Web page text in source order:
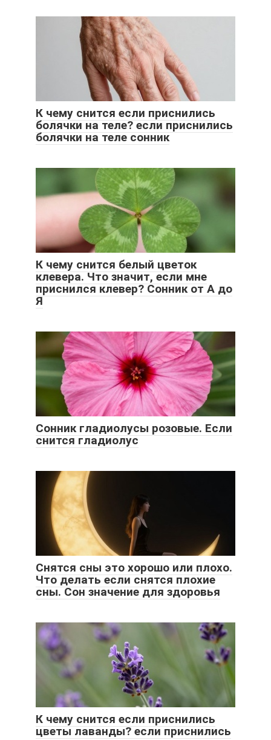
К чему снится если приснились
болячки на теле? если приснились
болячки на теле сонник
К чему снится белый цветок
клевера. Что значит, если мне
приснился клевер? Сонник от А до
Я
Сонник гладиолусы розовые. Если
снится гладиолус
Снятся сны это хорошо или плохо.
Что делать если снятся плохие
сны. Сон значение для здоровья
К чему снится если приснились
цветы лаванды? если приснились